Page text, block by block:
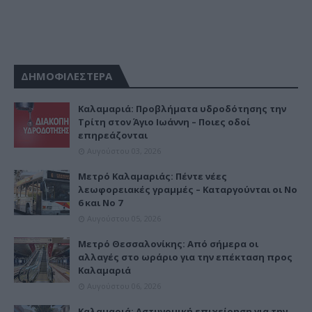
ΔΗΜΟΦΙΛΕΣΤΕΡΑ
Καλαμαριά: Προβλήματα υδροδότησης την
Τρίτη στον Άγιο Ιωάννη – Ποιες οδοί
επηρεάζονται
Μετρό Καλαμαριάς: Πέντε νέες
λεωφορειακές γραμμές – Καταργούνται οι Νο
6 και Νο 7
Μετρό Θεσσαλονίκης: Από σήμερα οι
αλλαγές στο ωράριο για την επέκταση προς
Καλαμαριά